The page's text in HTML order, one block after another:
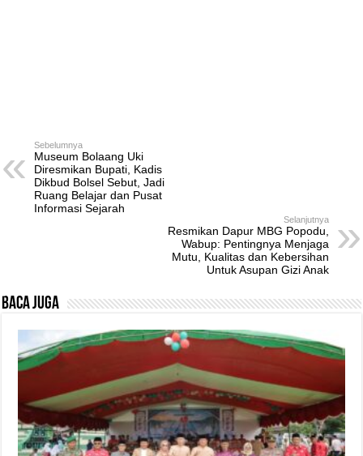
Sebelumnya
Museum Bolaang Uki
Diresmikan Bupati, Kadis
Dikbud Bolsel Sebut, Jadi
Ruang Belajar dan Pusat
Informasi Sejarah
Selanjutnya
Resmikan Dapur MBG Popodu,
Wabup: Pentingnya Menjaga
Mutu, Kualitas dan Kebersihan
Untuk Asupan Gizi Anak
Baca Juga